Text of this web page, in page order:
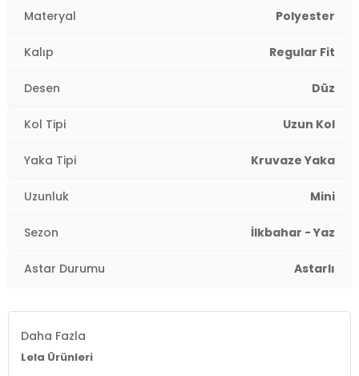
Materyal Polyester
Kalıp Regular Fit
Desen Düz
Kol Tipi Uzun Kol
Yaka Tipi Kruvaze Yaka
Uzunluk Mini
Sezon İlkbahar - Yaz
Astar Durumu Astarlı
Daha Fazla
Lela Ürünleri